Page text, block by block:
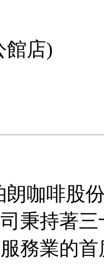
館店)
咖啡股
秉持著
務業的